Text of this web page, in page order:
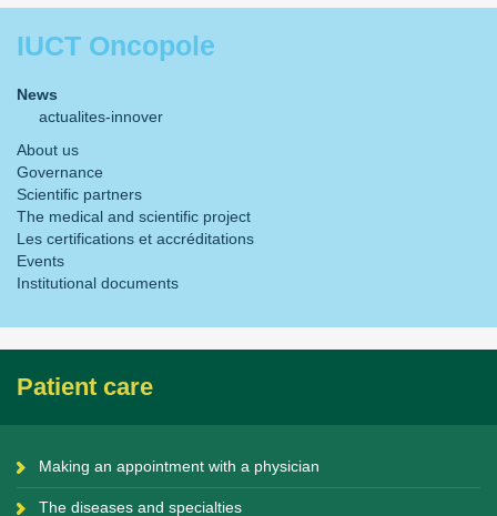
IUCT Oncopole
News
actualites-innover
About us
Governance
Scientific partners
The medical and scientific project
Les certifications et accréditations
Events
Institutional documents
Patient care
Making an appointment with a physician
The diseases and specialties